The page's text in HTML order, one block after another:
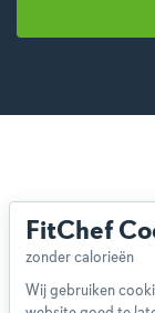
FitChef
Wij gebruiken